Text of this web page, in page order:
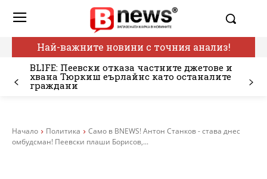
Най-важните новини с точния анализ!
BLIFE: Пеевски отказа частните джетове и
хвана Тюркиш еърлайнс като останалите
граждани
Начало Политика
Само в BNEWS! Антон Станков - става днес
омбудсман! Пеевски плаши Борисов,...